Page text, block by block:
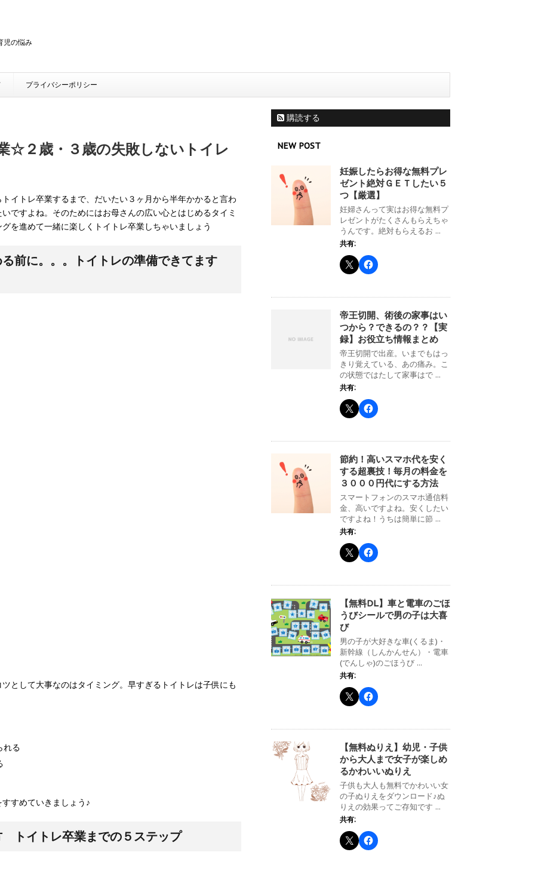
児の悩み
プライバシーポリシー
☆２歳・３歳の失敗しないトイレ
イトレ卒業するまで、だいたい３ヶ月から半年かかると言わ
ですよね。そのためにはお母さんの広い心とはじめるタイミ
を進めて一緒に楽しくトイトレ卒業しちゃいましょう
前に。。。トイトレの準備できてます
として大事なのはタイミング。早すぎるトイトレは子供にも
れる
すめていきましょう♪
トイトレ卒業までの５ステップ
購読する
NEW POST
妊娠したらお得な無料プレ
ゼント絶対ＧＥＴしたい５
つ【厳選】
妊婦さんって実はお得な無料プ
レゼントがたくさんもらえちゃ
うんです。絶対もらえるお ...
共有:
帝王切開、術後の家事はい
つから？できるの？？【実
録】お役立ち情報まとめ
帝王切開で出産。いまでもはっ
きり覚えている、あの痛み。こ
の状態ではたして家事はで ...
共有:
節約！高いスマホ代を安く
する超裏技！毎月の料金を
３０００円代にする方法
スマートフォンのスマホ通信料
金、高いですよね。安くしたい
ですよね！うちは簡単に節 ...
共有:
【無料DL】車と電車のごほ
うびシールで男の子は大喜
び
男の子が大好きな車(くるま)・
新幹線（しんかんせん）・電車
(でんしゃ)のごほうび ...
共有:
【無料ぬりえ】幼児・子供
から大人まで女子が楽しめ
るかわいいぬりえ
子供も大人も無料でかわいい女
の子ぬりえをダウンロード♪ぬ
りえの効果ってご存知です ...
共有: